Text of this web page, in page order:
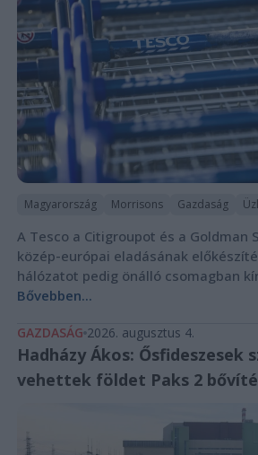
Magyarország Morrisons Gazdaság
A Tesco a Citigroupot és a Goldman
közép-európai eladásának
hálózatot pedig önálló csomagban
Bővebben...
GAZDASÁG 2026. augusztus 4.
Hadházy Ákos: Ősfideszesek
vehettek földet Paks 2